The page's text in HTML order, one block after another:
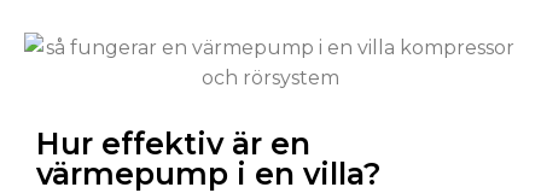
Hur effektiv är en
värmepump i en villa?